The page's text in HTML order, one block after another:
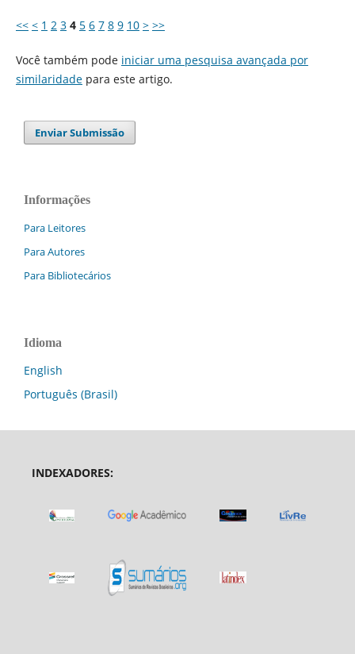
<< < 1 2 3 4 5 6 7 8 9 10 > >>
Você também pode iniciar uma pesquisa avançada por
similaridadepara este artigo.
Enviar Submissão
Informações
Para Leitores
Para Autores
Para Bibliotecários
Idioma
English
Português (Brasil)
INDEXADORES: